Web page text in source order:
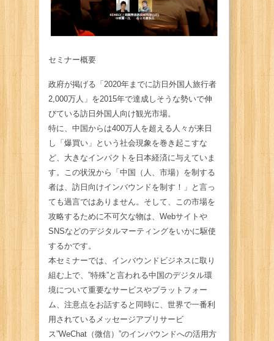
セミナー概要
政府が掲げる「2020年までに訪日外国人旅行者
2,000万人」を2015年で達成しそうな勢いで伸
びている訪日外国人向け観光市場。
特に、中国からは400万人を超える人々が来日
し「爆買い」という社会現象を巻き起こすな
ど、大きなインパクトを日本経済に与えていま
す。この状況から「中国（人、市場）を制する
者は、訪日向けインバウンドを制す！」と言っ
ても過言ではありません。そして、この市場を
攻略するために不可欠な物は、Webサイトや
SNSなどのデジタルマーティングをいかに駆使
するかです。
本セミナーでは、インバウンドビジネスに取り
組む上で、”特殊”と言われる中国のデジタル環
境について重要なサービスやプラットフォー
ム、注意点をお話すると同時に、世界で一番利
用されているメッセージアプリサービ
ス”WeChat（微信）”のインバウンドへの活用方